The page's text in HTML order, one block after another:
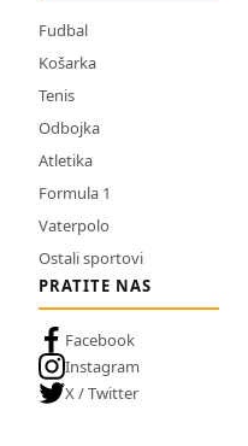
Fudbal
Košarka
Tenis
Odbojka
Atletika
Formula 1
Vaterpolo
Ostali sportovi
PRATITE NAS
Facebook
Instagram
X / Twitter